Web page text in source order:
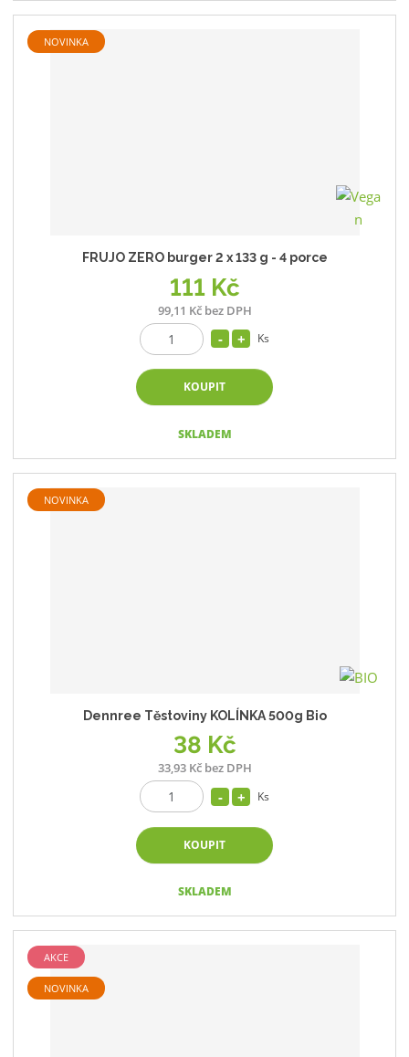
NOVINKA
FRUJO ZERO burger 2 x 133 g - 4 porce
111 Kč
99,11 Kč bez DPH
Ks
KOUPIT
SKLADEM
NOVINKA
Dennree Těstoviny KOLÍNKA 500g Bio
38 Kč
33,93 Kč bez DPH
Ks
KOUPIT
SKLADEM
AKCE
NOVINKA